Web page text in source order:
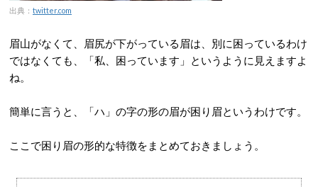
出典： twitter.com
眉山がなくて、眉尻が下がっている眉は、別に困っているわけ
ではなくても、「私、困っています」というように見えますよ
ね。
簡単に言うと、「ハ」の字の形の眉が困り眉というわけです。
ここで困り眉の形的な特徴をまとめておきましょう。